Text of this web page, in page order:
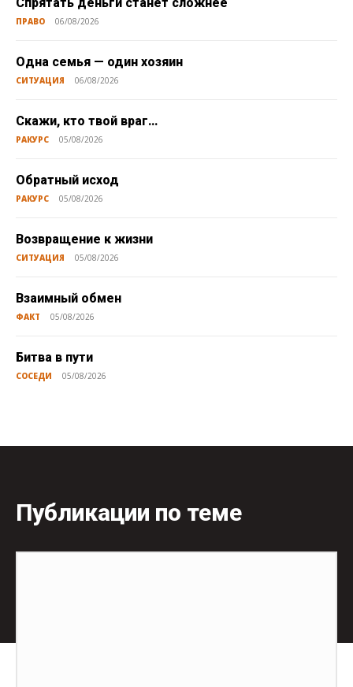
ПРАВО 06/08/2026
Одна семья — один хозяин
СИТУАЦИЯ 06/08/2026
Скажи, кто твой враг…
РАКУРС 05/08/2026
Обратный исход
РАКУРС 05/08/2026
Возвращение к жизни
СИТУАЦИЯ 05/08/2026
Взаимный обмен
ФАКТ 05/08/2026
Битва в пути
СОСЕДИ 05/08/2026
Публикации по теме